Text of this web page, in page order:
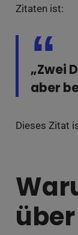
Zitaten ist:
„Zwei
aber
Dieses Zitat